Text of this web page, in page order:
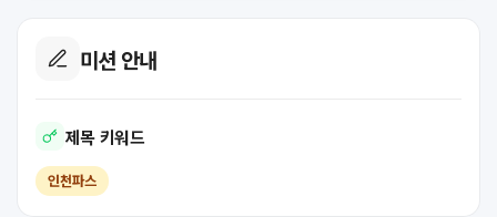
미션 안내
제목 키워드
인천파스